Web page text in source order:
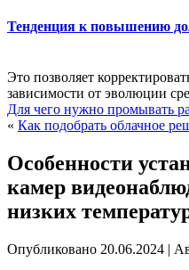
Тенденция к повышению
Это позволяет
зависимости от эволюции
Для чего нужно промывать
« Как подобрать облачное
Особенности
камер
низких
Опубликовано 20.06.2024 |